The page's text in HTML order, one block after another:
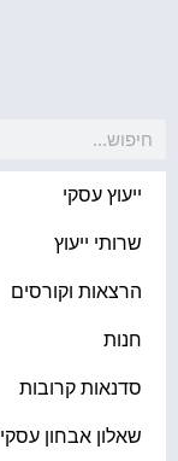
ייעוץ עסקי
שרותי ייעוץ
הרצאות וקורסים
חנות
סדנאות קרובות
שאלון אבחון עסקי